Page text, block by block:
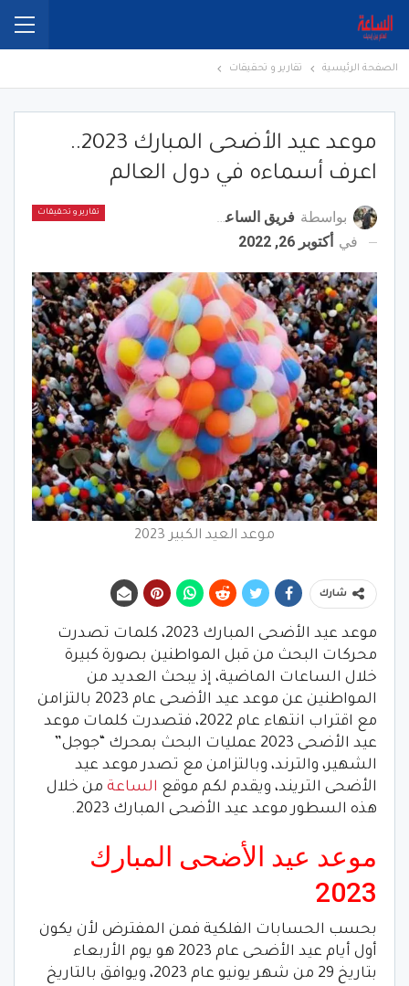
الصفحة الرئيسية تقارير و تحقيقات
موعد عيد الأضحى المبارك 2023..
اعرف أسماءه في دول العالم
تقارير و تحقيقات بواسطة فريق الساعة برس
في أكتوبر 26, 2022
موعد العيد الكبير 2023
شارك
موعد عيد الأضحى المبارك 2023، كلمات تصدرت
محركات البحث من قبل المواطنين بصورة كبيرة
خلال الساعات الماضية، إذ يبحث العديد من
المواطنين عن موعد عيد الأضحى عام 2023 بالتزامن
مع اقتراب انتهاء عام 2022، فتصدرت كلمات موعد
عيد الأضحى 2023 عمليات البحث بمحرك “جوجل”
الشهير، والترند، وبالتزامن مع تصدر موعد عيد
الأضحى التريند، ويقدم لكم موقع الساعة من خلال
هذه السطور موعد عيد الأضحى المبارك 2023.
موعد عيد الأضحى المبارك
2023
بحسب الحسابات الفلكية فمن المفترض لأن يكون
أول أيام عيد الأضحى عام 2023 هو يوم الأربعاء
بتاريخ 29 من شهر يونيو عام 2023، ويوافق بالتاريخ